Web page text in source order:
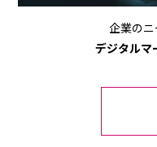
企業の
デジタルマ